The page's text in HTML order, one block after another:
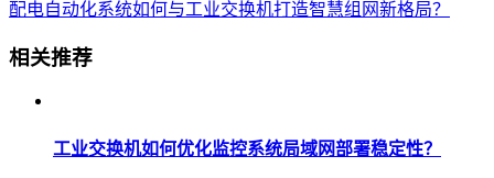
配电自动化系统如何与工业交换机打造智慧组网新格局？
相关推荐
工业交换机如何优化监控系统局域网部署稳定性？